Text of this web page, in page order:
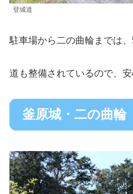
登城道
駐車場から二の曲輪までは
道も整備されているので、安
釜原城・二の曲輪